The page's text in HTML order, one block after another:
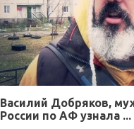
Василий Добряков,
России по АФ узнала ...